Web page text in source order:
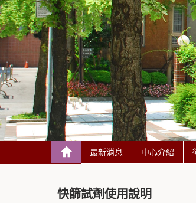
最新消息 中心介紹
快篩試劑使用說明